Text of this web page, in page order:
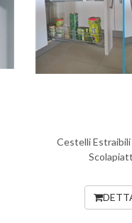
Cestelli Estraibili